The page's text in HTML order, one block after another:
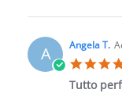
A Angela T.
Tutto